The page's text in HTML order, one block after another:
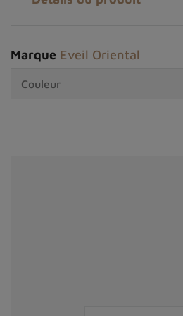
Marque Eveil Oriental
Couleur